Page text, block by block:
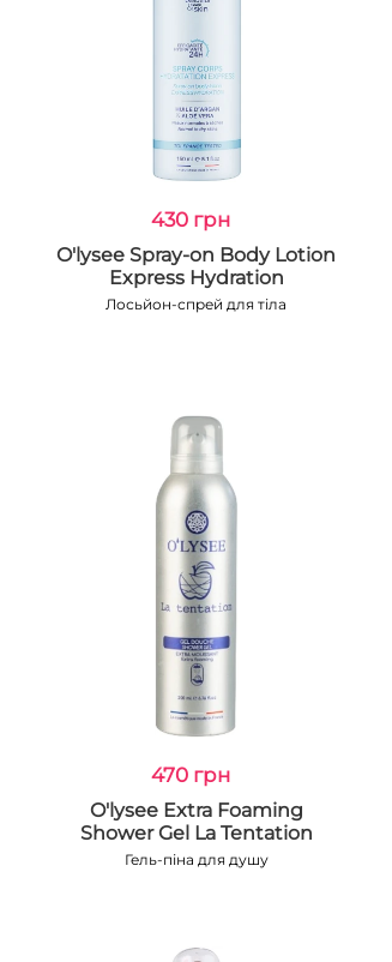
430 грн
O'lysee Spray-on Body Lotion
Express Hydration
Лосьйон-спрей для тіла
470 грн
O'lysee Extra Foaming
Shower Gel La Tentation
Гель-піна для душу